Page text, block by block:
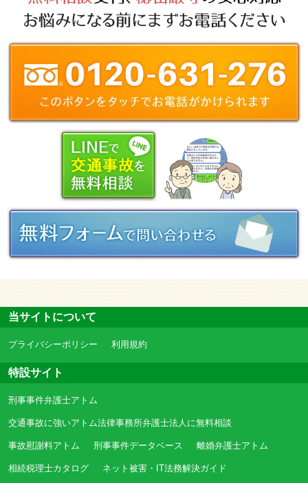
当サイトについて
プライバシーポリシー 利用規約
特設サイト
刑事事件弁護士アトム
交通事故に強いアトム法律事務所弁護士法人に無料相談
事故慰謝料アトム 刑事事件データベース 離婚弁護士アトム
相続税理士カタログ ネット被害・IT法務解決ガイド